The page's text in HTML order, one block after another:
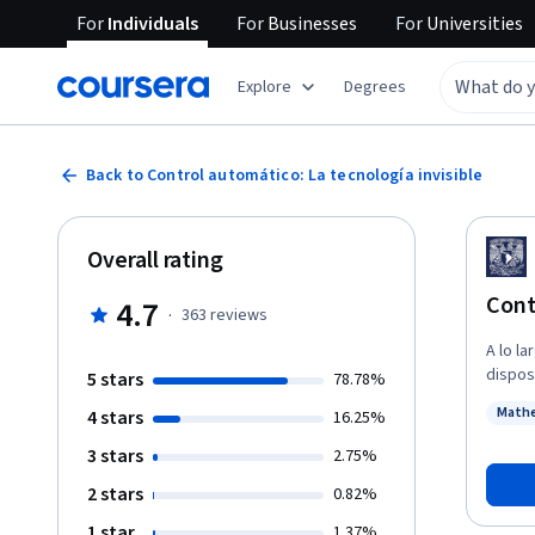
ForIndividuals ForBusinesses ForUniversities
Explore Degrees
Back to Control automático: La tecnología invisible
A lo
y
Overall rating
4.7 · 363 reviews
5 stars 78.78%
4 stars 16.25%
3 stars 2.75%
2 stars 0.82%